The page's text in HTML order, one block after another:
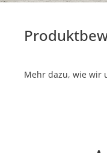
Mehr dazu, wie wir